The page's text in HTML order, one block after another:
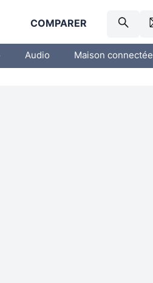
COMPARER
Audio Maison connectée